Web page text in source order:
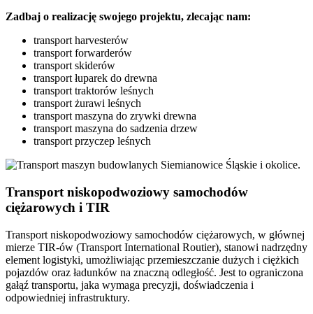
Zadbaj o realizację swojego projektu, zlecając nam:
transport harvesterów
transport forwarderów
transport skiderów
transport łuparek do drewna
transport traktorów leśnych
transport żurawi leśnych
transport maszyna do zrywki drewna
transport maszyna do sadzenia drzew
transport przyczep leśnych
Transport niskopodwoziowy samochodów
ciężarowych i TIR
Transport niskopodwoziowy samochodów ciężarowych, w głównej
mierze TIR-ów (Transport International Routier), stanowi nadrzędny
element logistyki, umożliwiając przemieszczanie dużych i ciężkich
pojazdów oraz ładunków na znaczną odległość. Jest to ograniczona
gałąź transportu, jaka wymaga precyzji, doświadczenia i
odpowiedniej infrastruktury.